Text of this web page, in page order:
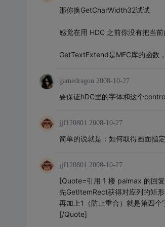
那你换GetCharWidth32试试
感觉在用 HDC 之前你没有把当
GetTextExtend是MFC库的函数
gamedragon 2008-10-27
要保证hDC里的字体和这个
jjf120801 2008-10-27
简单的说就是：如何取得画面指
jjf120801 2008-10-27
[Quote=引用 1 楼 palmax 的回
先GetItemRect获得对应列的矩
再加上1（防止重合）就是第四个
[/Quote]